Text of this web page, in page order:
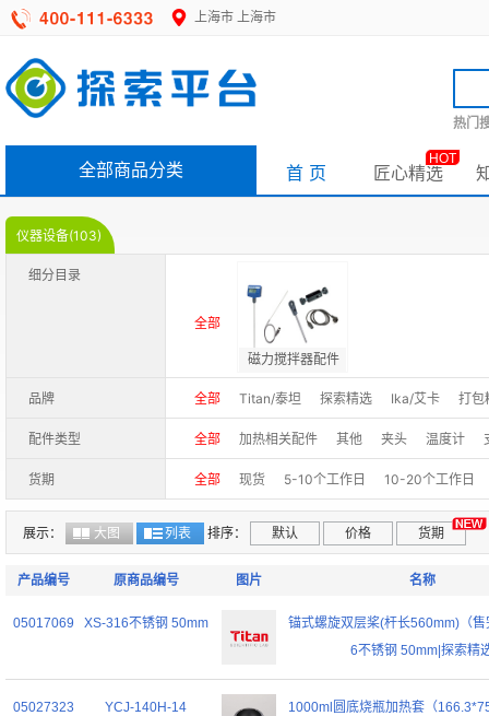
上海市 上海市
热门
全部商品分类 首 页 匠心精选
HOT
仪器设备(103)
细分目录
全部
磁力搅拌器配件
品牌 全部 Titan/泰坦 探索精选 Ika/艾卡 打包
配件类型 全部 加热相关配件 其他 夹头 温度计
货期 全部 现货 5-10个工作日 10-20个工作日
展示： 大图 列表 排序： 默认 价格 货期
产品编号 原商品编号 图片 名称
05017069 XS-316不锈钢 50mm
锚式螺旋双层桨(杆长560mm)（
6不锈钢 50mm|探索精
05027323 YCJ-140H-14
1000ml圆底烧瓶加热套（